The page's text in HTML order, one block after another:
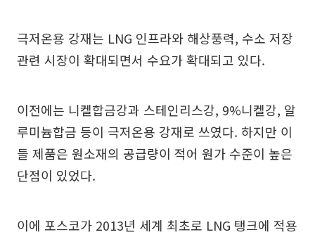
극저온용 강재는 LNG 인프라와 해상풍력, 수소 저장
관련 시장이 확대되면서 수요가 확대되고 있다.
이전에는 니켈합금강과 스테인리스강, 9%니켈강, 알
루미늄합금 등이 극저온용 강재로 쓰였다. 하지만 이
들 제품은 원소재의 공급량이 적어 원가 수준이 높은
단점이 있었다.
이에 포스코가 2013년 세계 최초로 LNG 탱크에 적용